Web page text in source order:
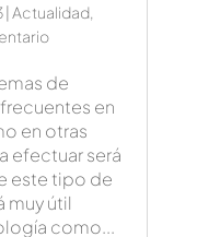
| Actualidad,
de
en
en otras
efectuar será
este tipo de
muy útil
como...